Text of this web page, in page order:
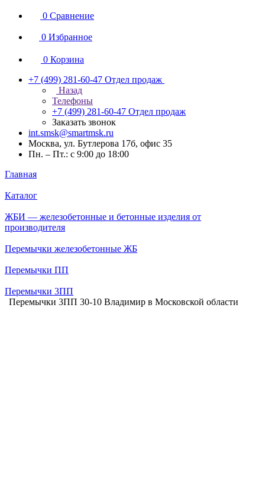
0 Сравнение
0 Избранное
0 Корзина
+7 (499) 281-60-47 Отдел продаж
Назад
Телефоны
+7 (499) 281-60-47 Отдел продаж
Заказать звонок
int.smsk@smartmsk.ru
Москва, ул. Бутлерова 17б, офис 35
Пн. – Пт.: с 9:00 до 18:00
Главная
Каталог
ЖБИ — железобетонные и бетонные изделия от
производителя
Перемычки железобетонные ЖБ
Перемычки ПП
Перемычки 3ПП
Перемычки 3ПП 30-10 Владимир в Московской области